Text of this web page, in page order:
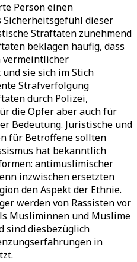
Person einen
dieser
Straftaten zunehmend
beklagen häufig, dass
vermeintlicher
sie sich im Stich
Strafverfolgung
durch Polizei,
die Opfer aber auch für
Bedeutung. Juristische und
für Betroffene sollten
hat bekanntlich
antimuslimischer
inzwischen ersetzten
den Aspekt der Ethnie.
werden von Rassisten vor
Musliminnen und Muslime
sind diesbezüglich
in